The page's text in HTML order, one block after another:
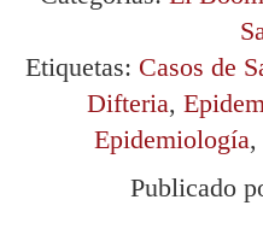
Etiquetas: Casos de
Difteria,
Epidemiología,
Publicado